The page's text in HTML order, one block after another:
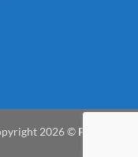
2026 © Flinno Oy